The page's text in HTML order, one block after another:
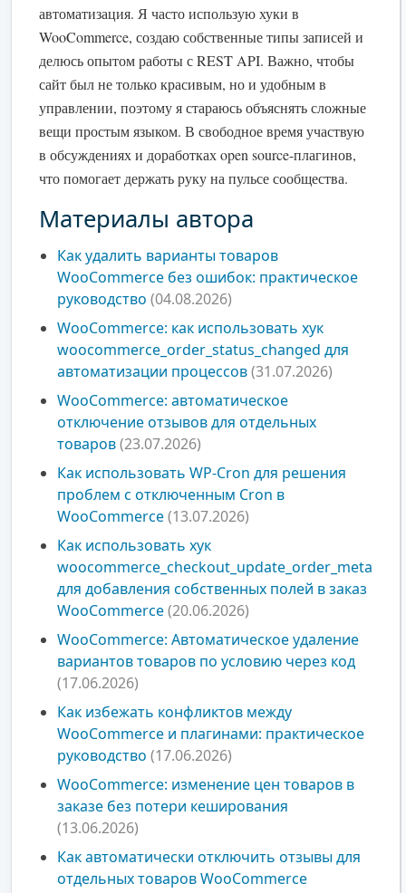
автоматизация. Я часто использую хуки в
WooCommerce, создаю собственные типы записей и
делюсь опытом работы с REST API. Важно, чтобы
сайт был не только красивым, но и удобным в
управлении, поэтому я стараюсь объяснять сложные
вещи простым языком. В свободное время участвую
в обсуждениях и доработках open source-плагинов,
что помогает держать руку на пульсе сообщества.
Материалы автора
Как удалить варианты товаров
WooCommerce без ошибок: практическое
руководство (04.08.2026)
WooCommerce: как использовать хук
woocommerce_order_status_changed для
автоматизации процессов(31.07.2026)
WooCommerce: автоматическое
отключение отзывов для отдельных
товаров(23.07.2026)
Как использовать WP-Cron для решения
проблем с отключенным Cron в
WooCommerce(13.07.2026)
Как использовать хук
woocommerce_checkout_update_order_meta
для добавления собственных полей в заказ
WooCommerce(20.06.2026)
WooCommerce: Автоматическое удаление
вариантов товаров по условию через код
(17.06.2026)
Как избежать конфликтов между
WooCommerce и плагинами: практическое
руководство (17.06.2026)
WooCommerce: изменение цен товаров в
заказе без потери кеширования
(13.06.2026)
Как автоматически отключить отзывы для
отдельных товаров WooCommerce